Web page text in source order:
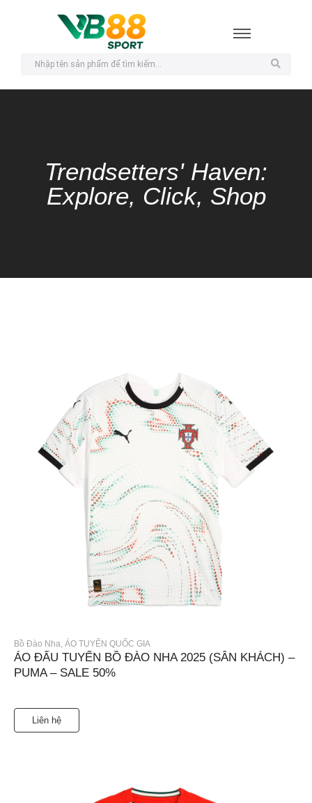
Trendsetters' Haven:
Explore, Click, Shop
Bồ Đào Nha, ÁO TUYỂN QUỐC GIA
ÁO ĐẤU TUYỂN BỒ ĐÀO NHA 2025 (SÂN KHÁCH) –
PUMA – SALE 50%
Liên hệ